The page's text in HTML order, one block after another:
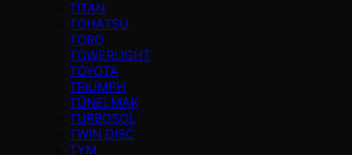
TİTAN
TOHATSU
TORO
TOWERLIGHT
TOYOTA
TRIUMPH
TÜNELMAK
TURBOSOL
TWIN DISC
TYM